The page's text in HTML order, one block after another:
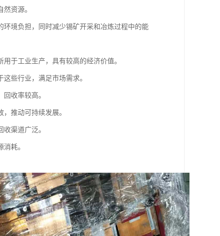
资源。
境负担，同时减少锡矿开采和冶炼过程中的能
于工业生产，具有较高的经济价值。
些行业，满足市场需求。
收率较高。
推动可持续发展。
渠道广泛。
耗。